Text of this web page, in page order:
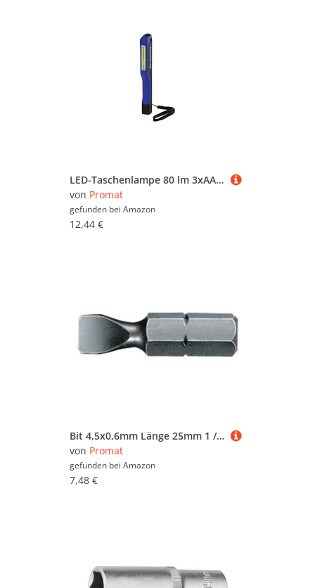
LED-Taschenlampe 80 lm 3xAAA Microzelle 8m PROMAT
von Promat
gefunden bei Amazon
12,44 €
Bit 4,5x0,6mm Länge 25mm 1 / 4 Zoll Sechskant Antrieb Preis per 10 Stück
von Promat
gefunden bei Amazon
7,48 €